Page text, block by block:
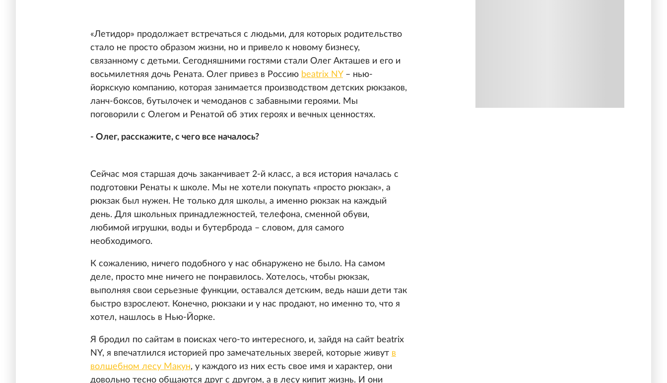
«Летидор» продолжает встречаться с людьми, для которых родительство
стало не просто образом жизни, но и привело к новому бизнесу,
связанному с детьми. Сегодняшними гостями стали Олег Акташев и его и
восьмилетняя дочь Рената. Олег привез в Россию beatrix NY – нью-
йоркскую компанию, которая занимается производством детских рюкзаков,
ланч-боксов, бутылочек и чемоданов с забавными героями. Мы
поговорили с Олегом и Ренатой об этих героях и вечных ценностях.
- Олег, расскажите, с чего все началось?
Сейчас моя старшая дочь заканчивает 2-й класс, а вся история началась c
подготовки Ренаты к школе. Мы не хотели покупать «просто рюкзак», а
рюкзак был нужен. Не только для школы, а именно рюкзак на каждый
день. Для школьных принадлежностей, телефона, сменной обуви,
любимой игрушки, воды и бутерброда – словом, для самого
необходимого.
К сожалению, ничего подобного у нас обнаружено не было. На самом
деле, просто мне ничего не понравилось. Хотелось, чтобы рюкзак,
выполняя свои серьезные функции, оставался детским, ведь наши дети так
быстро взрослеют. Конечно, рюкзаки и у нас продают, но именно то, что я
хотел, нашлось в Нью-Йорке.
Я бродил по сайтам в поисках чего-то интересного, и, зайдя на сайт beatrix
NY, я впечатлился историей про замечательных зверей, которые живут в
волшебном лесу Макун, у каждого из них есть свое имя и характер, они
довольно тесно общаются друг с другом, а в лесу кипит жизнь. И они